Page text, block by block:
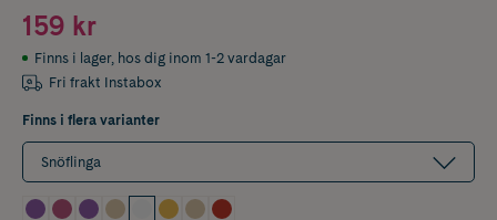
159 kr
Finns i lager, hos dig inom 1-2 vardagar
Fri frakt Instabox
Finns i flera varianter
Snöflinga